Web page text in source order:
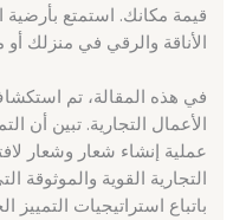
قيمة مكانك. استمتع
الأناقة والرقي في منزلك أو
في هذه المقالة، تم
الأعمال التجارية. تبين أن
عملية إنشاء شعار وشعار
التجارية القوية
باتباع استراتيجيات